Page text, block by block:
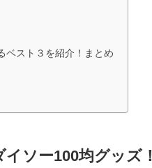
ベスト３を紹介！まとめ
ソー100均グッズ！